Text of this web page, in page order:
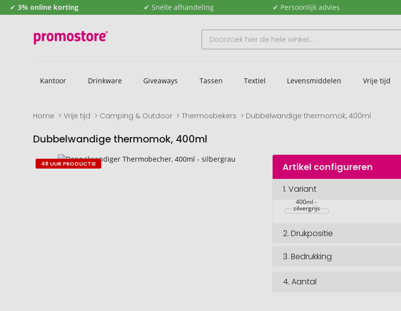
✔ 3% online korting ✔ Snelle afhandeling ✔ Persoonlijk advies
Kantoor Drinkware Giveaways Tassen Textiel Levensmiddelen Vrije tijd
Home Vrije tijd Camping & Outdoor Thermosbekers Dubbelwandige thermomok, 400ml
Dubbelwandige thermomok, 400ml
Naar
het
Naar
het
48 UUR PRODUCTIE Artikel configureren
1.Variant
Dubbelwandige
400ml -
zilvergrijs
2.Drukpositie
3.Bedrukking
4.Aantal